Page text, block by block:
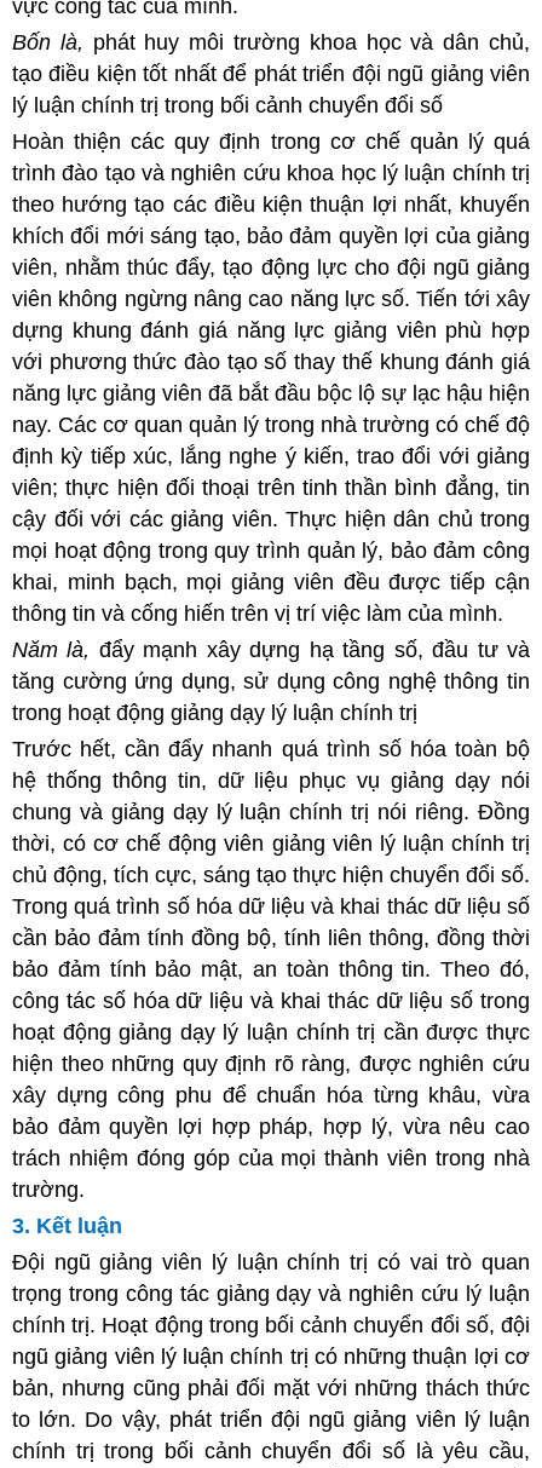
vực công tác của mình.
Bốn là, phát huy môi trường khoa học và dân chủ,
tạo điều kiện tốt nhất để phát triển đội ngũ giảng viên
lý luận chính trị trong bối cảnh chuyển đổi số
Hoàn thiện các quy định trong cơ chế quản lý quá
trình đào tạo và nghiên cứu khoa học lý luận chính trị
theo hướng tạo các điều kiện thuận lợi nhất, khuyến
khích đổi mới sáng tạo, bảo đảm quyền lợi của giảng
viên, nhằm thúc đẩy, tạo động lực cho đội ngũ giảng
viên không ngừng nâng cao năng lực số. Tiến tới xây
dựng khung đánh giá năng lực giảng viên phù hợp
với phương thức đào tạo số thay thế khung đánh giá
năng lực giảng viên đã bắt đầu bộc lộ sự lạc hậu hiện
nay. Các cơ quan quản lý trong nhà trường có chế độ
định kỳ tiếp xúc, lắng nghe ý kiến, trao đổi với giảng
viên; thực hiện đối thoại trên tinh thần bình đẳng, tin
cậy đối với các giảng viên. Thực hiện dân chủ trong
mọi hoạt động trong quy trình quản lý, bảo đảm công
khai, minh bạch, mọi giảng viên đều được tiếp cận
thông tin và cống hiến trên vị trí việc làm của mình.
Năm là, đẩy mạnh xây dựng hạ tầng số, đầu tư và
tăng cường ứng dụng, sử dụng công nghệ thông tin
trong hoạt động giảng dạy lý luận chính trị
Trước hết, cần đẩy nhanh quá trình số hóa toàn bộ
hệ thống thông tin, dữ liệu phục vụ giảng dạy nói
chung và giảng dạy lý luận chính trị nói riêng. Đồng
thời, có cơ chế động viên giảng viên lý luận chính trị
chủ động, tích cực, sáng tạo thực hiện chuyển đổi số.
Trong quá trình số hóa dữ liệu và khai thác dữ liệu số
cần bảo đảm tính đồng bộ, tính liên thông, đồng thời
bảo đảm tính bảo mật, an toàn thông tin. Theo đó,
công tác số hóa dữ liệu và khai thác dữ liệu số trong
hoạt động giảng dạy lý luận chính trị cần được thực
hiện theo những quy định rõ ràng, được nghiên cứu
xây dựng công phu để chuẩn hóa từng khâu, vừa
bảo đảm quyền lợi hợp pháp, hợp lý, vừa nêu cao
trách nhiệm đóng góp của mọi thành viên trong nhà
trường.
3. Kết luận
Đội ngũ giảng viên lý luận chính trị có vai trò quan
trọng trong công tác giảng dạy và nghiên cứu lý luận
chính trị. Hoạt động trong bối cảnh chuyển đổi số, đội
ngũ giảng viên lý luận chính trị có những thuận lợi cơ
bản, nhưng cũng phải đối mặt với những thách thức
to lớn. Do vậy, phát triển đội ngũ giảng viên lý luận
chính trị trong bối cảnh chuyển đổi số là yêu cầu,